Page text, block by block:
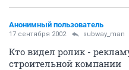
Анонимный пользователь
17 сентября 2002 subway_man
Кто видел ролик -
строительной компании